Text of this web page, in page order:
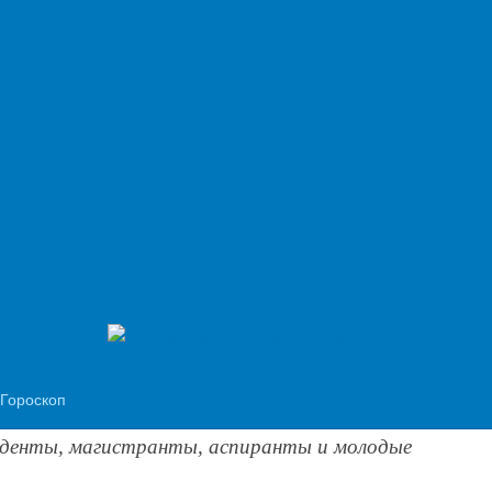
Гороскоп
предложение
в Международной научной школе
магистранты, аспиранты и молодые